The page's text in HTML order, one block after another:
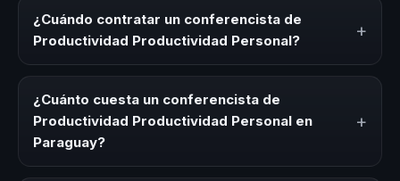
Personal es un experto que comparte conocimiento,
estrategias y experiencias sobre este tema en eventos
corporativos, convenciones y seminarios. Su objetivo es
generar reflexión, inspiración y herramientas aplicables
¿Cuándo contratar un conferencista de
Productividad Productividad Personal?
+
Productividad Personal para kick-offs, convenciones
anuales, programas de desarrollo, eventos de integración
cultural relacionado con esta temática.
¿Cuánto cuesta un conferencista de
Productividad Productividad Personal en
Paraguay?
+